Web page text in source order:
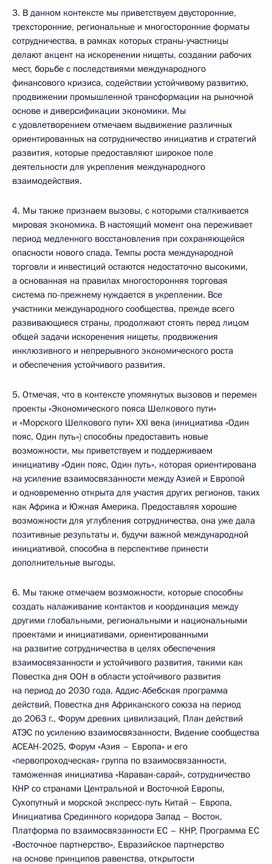
3. В данном контексте мы приветствуем двусторонние,
трехсторонние, региональные и многосторонние форматы
сотрудничества, в рамках которых страны-участницы
делают акцент на искоренении нищеты, создании рабочих
мест, борьбе с последствиями международного
финансового кризиса, содействии устойчивому развитию,
продвижении промышленной трансформации на рыночной
основе и диверсификации экономики. Мы
с удовлетворением отмечаем выдвижение различных
ориентированных на сотрудничество инициатив и стратегий
развития, которые предоставляют широкое поле
деятельности для укрепления международного
взаимодействия.
4. Мы также признаем вызовы, с которыми сталкивается
мировая экономика. В настоящий момент она переживает
период медленного восстановления при сохраняющейся
опасности нового спада. Темпы роста международной
торговли и инвестиций остаются недостаточно высокими,
а основанная на правилах многосторонняя торговая
система по-прежнему нуждается в укреплении. Все
участники международного сообщества, прежде всего
развивающиеся страны, продолжают стоять перед лицом
общей задачи искоренения нищеты, продвижения
инклюзивного и непрерывного экономического роста
и обеспечения устойчивого развития.
5. Отмечая, что в контексте упомянутых вызовов и перемен
проекты «Экономического пояса Шелкового пути»
и «Морского Шелкового пути» XXI века (инициатива «Один
пояс, Один путь») способны предоставить новые
возможности, мы приветствуем и поддерживаем
инициативу «Один пояс, Один путь», которая ориентирована
на усиление взаимосвязанности между Азией и Европой
и одновременно открыта для участия других регионов, таких
как Африка и Южная Америка. Предоставляя хорошие
возможности для углубления сотрудничества, она уже дала
позитивные результаты и, будучи важной международной
инициативой, способна в перспективе принести
дополнительные выгоды.
6. Мы также отмечаем возможности, которые способны
создать налаживание контактов и координация между
другими глобальными, региональными и национальными
проектами и инициативами, ориентированными
на развитие сотрудничества в целях обеспечения
взаимосвязанности и устойчивого развития, такими как
Повестка дня ООН в области устойчивого развития
на период до 2030 года, Аддис-Абебская программа
действий, Повестка дня Африканского союза на период
до 2063 г., Форум древних цивилизаций, План действий
АТЭС по усилению взаимосвязанности, Видение сообщества
АСЕАН-2025, Форум «Азия – Европа» и его
«первопроходческая» группа по взаимосвязанности,
таможенная инициатива «Караван-сарай», сотрудничество
КНР со странами Центральной и Восточной Европы,
Сухопутный и морской экспресс-путь Китай – Европа,
Инициатива Срединного коридора Запад – Восток,
Платформа по взаимосвязанности ЕС – КНР, Программа ЕС
«Восточное партнерство», Евразийское партнерство
на основе принципов равенства, открытости